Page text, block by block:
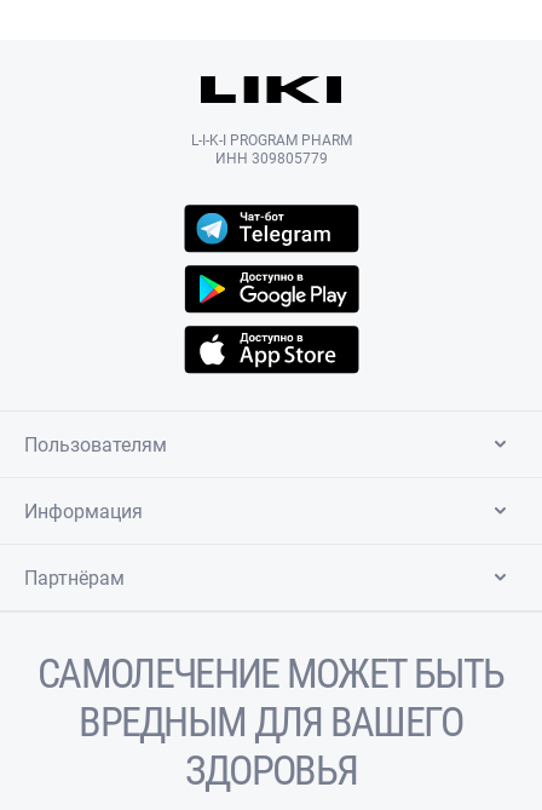
L-I-K-I PROGRAM PHARM
ИНН 309805779
Пользователям
Информация
Партнёрам
САМОЛЕЧЕНИЕ МОЖЕТ БЫТЬ
ВРЕДНЫМ ДЛЯ ВАШЕГО
ЗДОРОВЬЯ